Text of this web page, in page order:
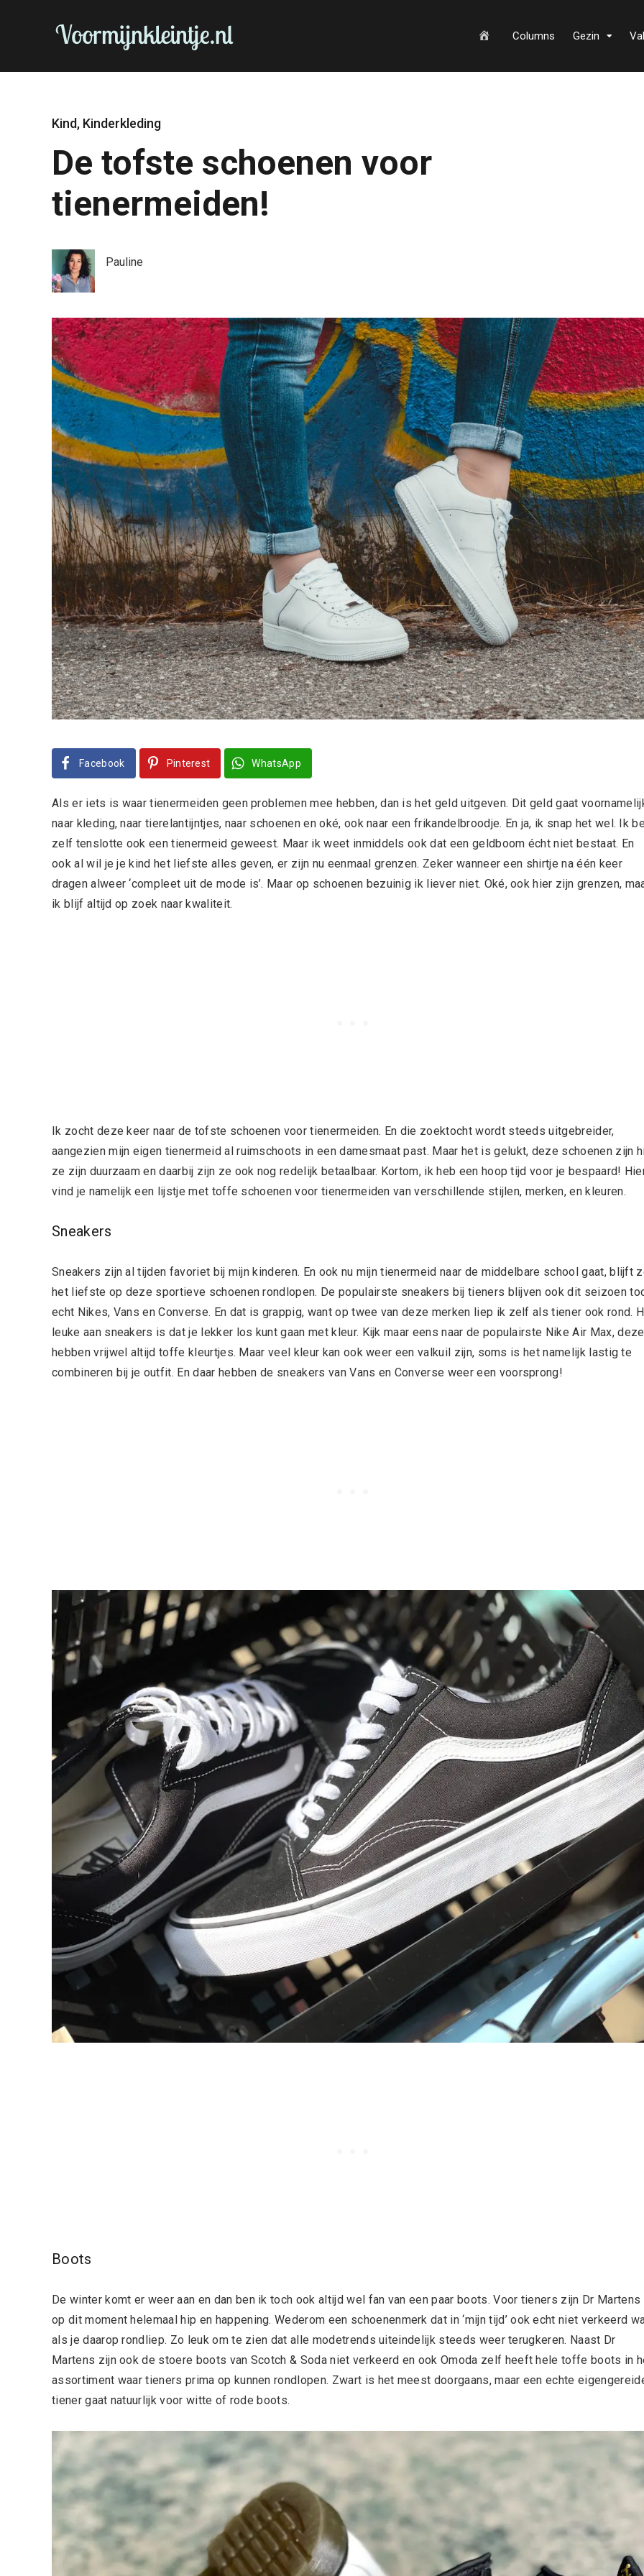
Columns Gezin
Kind, Kinderkleding
De tofste schoenen voor
tienermeiden!
Pauline
Facebook Pinterest WhatsApp
Als er iets is waar tienermeiden geen problemen mee hebben, dan is het geld uitgeven. Dit geld gaat
naar kleding, naar tierelantijntjes, naar schoenen en oké, ook naar een frikandelbroodje. En ja, ik snap het wel. Ik
zelf tenslotte ook een tienermeid geweest. Maar ik weet inmiddels ook dat een geldboom écht niet bestaat. En
ook al wil je je kind het liefste alles geven, er zijn nu eenmaal grenzen. Zeker wanneer een shirtje na één keer
dragen alweer ‘compleet uit de mode is’. Maar op schoenen bezuinig ik liever niet. Oké, ook hier zijn grenzen,
ik blijf altijd op zoek naar kwaliteit.
Ik zocht deze keer naar de tofste schoenen voor tienermeiden. En die zoektocht wordt steeds uitgebreider,
aangezien mijn eigen tienermeid al ruimschoots in een damesmaat past. Maar het is gelukt, deze schoenen zijn
ze zijn duurzaam en daarbij zijn ze ook nog redelijk betaalbaar. Kortom, ik heb een hoop tijd voor je bespaard!
vind je namelijk een lijstje met toffe schoenen voor tienermeiden van verschillende stijlen, merken, en kleuren.
Sneakers
Sneakers zijn al tijden favoriet bij mijn kinderen. En ook nu mijn tienermeid naar de middelbare school gaat, blijft
het liefste op deze sportieve schoenen rondlopen. De populairste sneakers bij tieners blijven ook dit seizoen
echt Nikes, Vans en Converse. En dat is grappig, want op twee van deze merken liep ik zelf als tiener ook rond.
leuke aan sneakers is dat je lekker los kunt gaan met kleur. Kijk maar eens naar de populairste Nike Air Max, deze
hebben vrijwel altijd toffe kleurtjes. Maar veel kleur kan ook weer een valkuil zijn, soms is het namelijk lastig te
combineren bij je outfit. En daar hebben de sneakers van Vans en Converse weer een voorsprong!
Boots
De winter komt er weer aan en dan ben ik toch ook altijd wel fan van een paar boots. Voor tieners zijn Dr Martens
op dit moment helemaal hip en happening. Wederom een schoenenmerk dat in ‘mijn tijd’ ook echt niet verkeerd
als je daarop rondliep. Zo leuk om te zien dat alle modetrends uiteindelijk steeds weer terugkeren. Naast Dr
Martens zijn ook de stoere boots van Scotch & Soda niet verkeerd en ook Omoda zelf heeft hele toffe boots in
assortiment waar tieners prima op kunnen rondlopen. Zwart is het meest doorgaans, maar een echte
tiener gaat natuurlijk voor witte of rode boots.